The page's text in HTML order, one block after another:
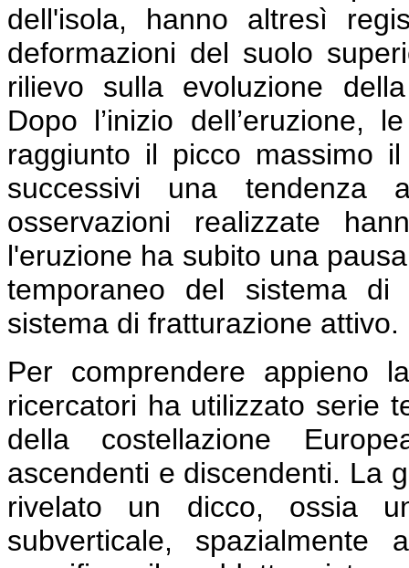
dell'isola, hanno altresì
deformazioni del suolo
rilievo sulla evoluzione
Dopo l’inizio dell’eruzione,
raggiunto il picco massimo
successivi una tendenza
osservazioni realizzate
l'eruzione ha subito una
temporaneo del sistema di
sistema di fratturazione attivo.
Per comprendere appieno
ricercatori ha utilizzato serie
della costellazione
ascendenti e discendenti. La
rivelato un dicco, ossia
subverticale,